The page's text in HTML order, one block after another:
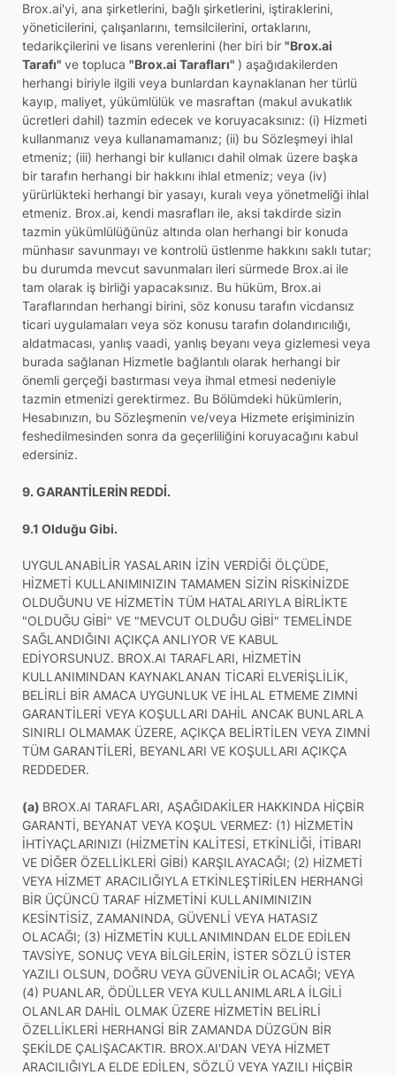
Brox.ai'yi, ana şirketlerini, bağlı şirketlerini, iştiraklerini,
yöneticilerini, çalışanlarını, temsilcilerini, ortaklarını,
tedarikçilerini ve lisans verenlerini (her biri bir"Brox.ai
Tarafı"ve topluca"Brox.ai Tarafları" ) aşağıdakilerden
herhangi biriyle ilgili veya bunlardan kaynaklanan her türlü
kayıp, maliyet, yükümlülük ve masraftan (makul avukatlık
ücretleri dahil) tazmin edecek ve koruyacaksınız: (i) Hizmeti
kullanmanız veya kullanamamanız; (ii) bu Sözleşmeyi ihlal
etmeniz; (iii) herhangi bir kullanıcı dahil olmak üzere başka
bir tarafın herhangi bir hakkını ihlal etmeniz; veya (iv)
yürürlükteki herhangi bir yasayı, kuralı veya yönetmeliği ihlal
etmeniz. Brox.ai, kendi masrafları ile, aksi takdirde sizin
tazmin yükümlülüğünüz altında olan herhangi bir konuda
münhasır savunmayı ve kontrolü üstlenme hakkını saklı tutar;
bu durumda mevcut savunmaları ileri sürmede Brox.ai ile
tam olarak iş birliği yapacaksınız. Bu hüküm, Brox.ai
Taraflarından herhangi birini, söz konusu tarafın vicdansız
ticari uygulamaları veya söz konusu tarafın dolandırıcılığı,
aldatmacası, yanlış vaadi, yanlış beyanı veya gizlemesi veya
burada sağlanan Hizmetle bağlantılı olarak herhangi bir
önemli gerçeği bastırması veya ihmal etmesi nedeniyle
tazmin etmenizi gerektirmez. Bu Bölümdeki hükümlerin,
Hesabınızın, bu Sözleşmenin ve/veya Hizmete erişiminizin
feshedilmesinden sonra da geçerliliğini koruyacağını kabul
edersiniz.
9. GARANTİLERİN REDDİ.
9.1 Olduğu Gibi.
UYGULANABİLİR YASALARIN İZİN VERDİĞİ ÖLÇÜDE,
HİZMETİ KULLANIMINIZIN TAMAMEN SİZİN RİSKİNİZDE
OLDUĞUNU VE HİZMETİN TÜM HATALARIYLA BİRLİKTE
"OLDUĞU GİBİ" VE "MEVCUT OLDUĞU GİBİ" TEMELİNDE
SAĞLANDIĞINI AÇIKÇA ANLIYOR VE KABUL
EDİYORSUNUZ. BROX.AI TARAFLARI, HİZMETİN
KULLANIMINDAN KAYNAKLANAN TİCARİ ELVERİŞLİLİK,
BELİRLİ BİR AMACA UYGUNLUK VE İHLAL ETMEME ZIMNİ
GARANTİLERİ VEYA KOŞULLARI DAHİL ANCAK BUNLARLA
SINIRLI OLMAMAK ÜZERE, AÇIKÇA BELİRTİLEN VEYA ZIMNİ
TÜM GARANTİLERİ, BEYANLARI VE KOŞULLARI AÇIKÇA
REDDEDER.
(a) BROX.AI TARAFLARI, AŞAĞIDAKİLER HAKKINDA HİÇBİR
GARANTİ, BEYANAT VEYA KOŞUL VERMEZ: (1) HİZMETİN
İHTİYAÇLARINIZI (HİZMETİN KALİTESİ, ETKİNLİĞİ, İTİBARI
VE DİĞER ÖZELLİKLERİ GİBİ) KARŞILAYACAĞI; (2) HİZMETİ
VEYA HİZMET ARACILIĞIYLA ETKİNLEŞTİRİLEN HERHANGİ
BİR ÜÇÜNCÜ TARAF HİZMETİNİ KULLANIMINIZIN
KESİNTİSİZ, ZAMANINDA, GÜVENLİ VEYA HATASIZ
OLACAĞI; (3) HİZMETİN KULLANIMINDAN ELDE EDİLEN
TAVSİYE, SONUÇ VEYA BİLGİLERİN, İSTER SÖZLÜ İSTER
YAZILI OLSUN, DOĞRU VEYA GÜVENİLİR OLACAĞI; VEYA
(4) PUANLAR, ÖDÜLLER VEYA KULLANIMLARLA İLGİLİ
OLANLAR DAHİL OLMAK ÜZERE HİZMETİN BELİRLİ
ÖZELLİKLERİ HERHANGİ BİR ZAMANDA DÜZGÜN BİR
ŞEKİLDE ÇALIŞACAKTIR. BROX.AI'DAN VEYA HİZMET
ARACILIĞIYLA ELDE EDİLEN, SÖZLÜ VEYA YAZILI HİÇBİR